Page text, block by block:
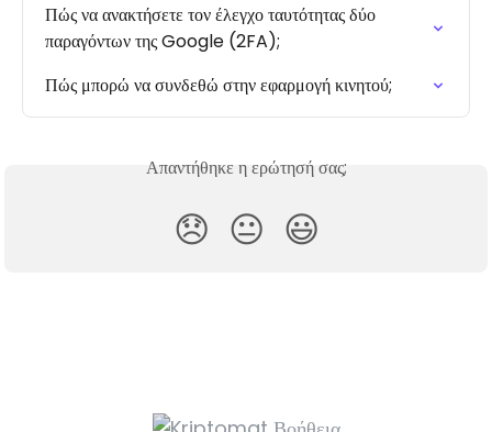
Πώς να ανακτήσετε τον έλεγχο ταυτότητας δύο
παραγόντων της Google (2FA);
Πώς μπορώ να συνδεθώ στην εφαρμογή κινητού;
Απαντήθηκε η ερώτησή σας;
😞 😐 😃